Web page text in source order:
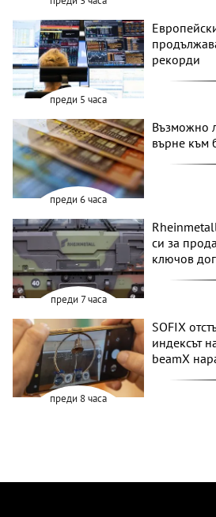
преди 5 часа
рекорди
преди 6 часа
Възможно
върне към
преди 7 часа
си за
ключов
преди 8 часа
SOFIX
индексът
beamX